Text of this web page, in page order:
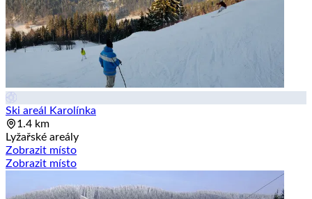
Ski areál Karolínka
1.4 km
Lyžařské areály
Zobrazit místo
Zobrazit místo